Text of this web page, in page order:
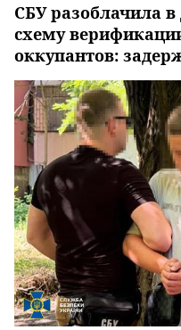
СБУ разоблачила
схему
оккупантов: